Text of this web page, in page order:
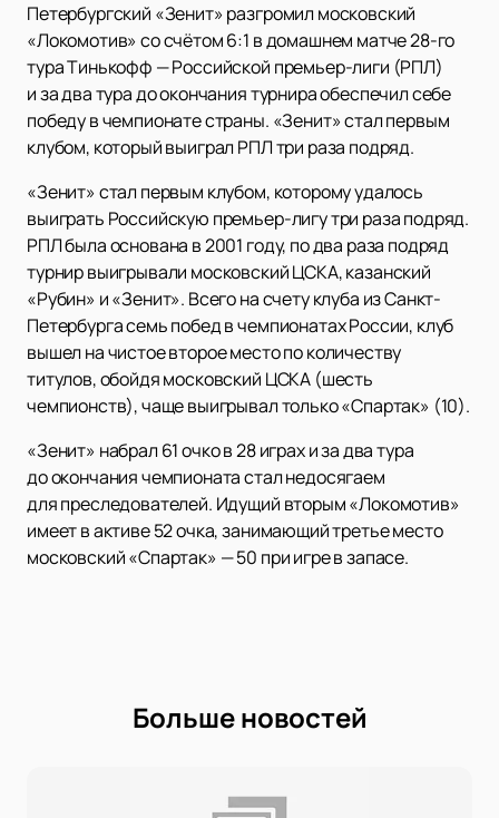
Петербургский «Зенит» разгромил московский
«Локомотив» со счётом 6:1 в домашнем матче 28-го
тура Тинькофф — Российской премьер-лиги (РПЛ)
и за два тура до окончания турнира обеспечил себе
победу в чемпионате страны. «Зенит» стал первым
клубом, который выиграл РПЛ три раза подряд.
«Зенит» стал первым клубом, которому удалось
выиграть Российскую премьер-лигу три раза подряд.
РПЛ была основана в 2001 году, по два раза подряд
турнир выигрывали московский ЦСКА, казанский
«Рубин» и «Зенит». Всего на счету клуба из Санкт-
Петербурга семь побед в чемпионатах России, клуб
вышел на чистое второе место по количеству
титулов, обойдя московский ЦСКА (шесть
чемпионств), чаще выигрывал только «Спартак» (10).
«Зенит» набрал 61 очко в 28 играх и за два тура
до окончания чемпионата стал недосягаем
для преследователей. Идущий вторым «Локомотив»
имеет в активе 52 очка, занимающий третье место
московский «Спартак» — 50 при игре в запасе.
Больше новостей